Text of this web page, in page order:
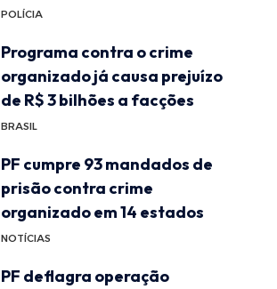
POLÍCIA
Programa contra o crime
organizado já causa prejuízo
de R$ 3 bilhões a facções
BRASIL
PF cumpre 93 mandados de
prisão contra crime
organizado em 14 estados
NOTÍCIAS
PF deflagra operação